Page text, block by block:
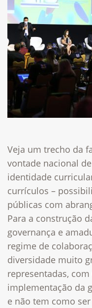
Veja um trecho da
vontade nacional
identidade
currículos –
públicas com
Para a construção
governança e
regime de
diversidade muito
representadas,
implementação da
e não tem como